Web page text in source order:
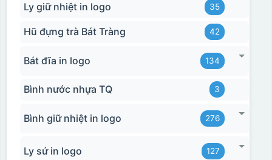
Ly giữ nhiệt in logo 35
Hũ đựng trà Bát Tràng 42
Bát đĩa in logo 134
Bình nước nhựa TQ 3
Bình giữ nhiệt in logo 276
Ly sứ in logo 127